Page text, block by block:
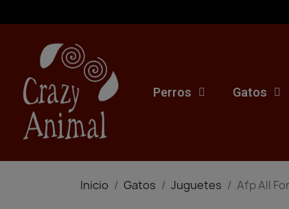
Perros Gatos
Inicio Gatos Juguetes Afp All